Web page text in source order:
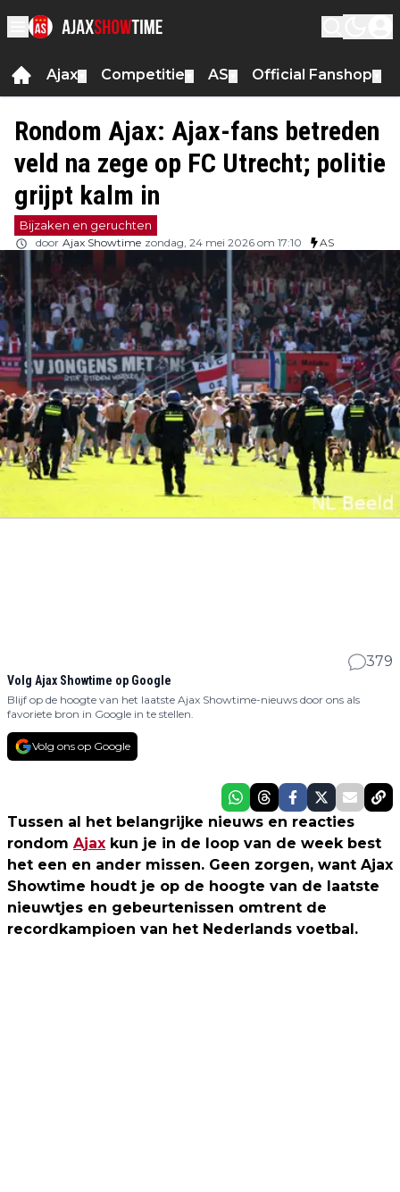
Ajax Competitie AS Official Fanshop
Rondom Ajax: Ajax-fans betreden
veld na zege op FC Utrecht; politie
grijpt kalm in
Bijzaken en geruchten
door Ajax Showtime zondag, 24 mei 2026 om 17:10 AS
379
Volg Ajax Showtime op Google
Blijf op de hoogte van het laatste Ajax Showtime-nieuws door ons als
favoriete bron in Google in te stellen.
Volg ons op Google
Tussen al het belangrijke nieuws en reacties
rondom Ajax kun je in de loop van de week best
het een en ander missen. Geen zorgen, want Ajax
Showtime houdt je op de hoogte van de laatste
nieuwtjes en gebeurtenissen omtrent de
recordkampioen van het Nederlands voetbal.